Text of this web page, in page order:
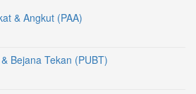
& Angkut (PAA)
Bejana Tekan (PUBT)